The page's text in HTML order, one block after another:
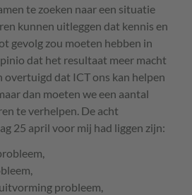
te zoeken naar een situatie
kunnen uitleggen dat kennis en
gevolg zou moeten hebben in
dat het resultaat meer macht
overtuigd dat ICT ons kan helpen
dan moeten we een aantal
te verhelpen. De acht
25 april voor mij had liggen zijn:
probleem,